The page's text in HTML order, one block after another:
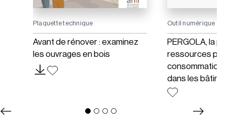
Plaquette technique
Avant de rénover : examinez
les ouvrages en bois
Outil numérique
PERGOLA, la
ressources
dans les